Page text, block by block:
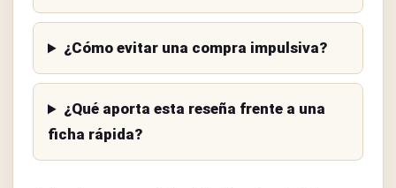
¿Cómo evitar una compra impulsiva?
¿Qué aporta esta reseña frente a una
ficha rápida?